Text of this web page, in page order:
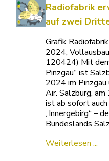
Radiofabrik
auf zwei
Grafik
2024,
120424) Mit
Pinzgau“ ist
2024 im Pinzgau
Air. Salzburg,
ist ab sofort
„Innergebirg“ –
Bundeslands
Weiterlesen ...